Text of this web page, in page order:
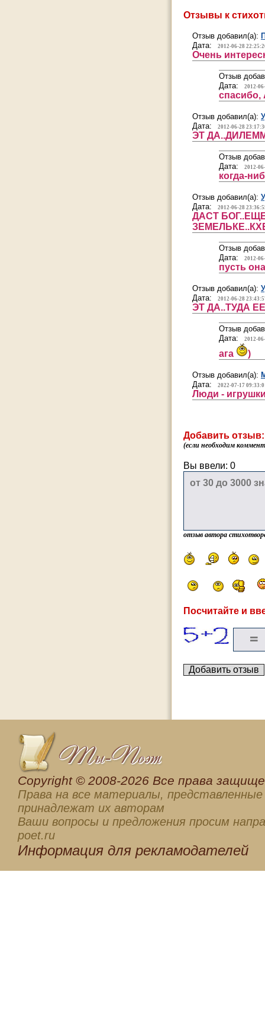
Отзывы к
Отзыв добавил(а):
Дата:
2012-06-28
Очень
Отзыв
Дата:
2012-
спасибо,
Отзыв добавил(а):
Дата:
2012-06-28
ЭТ
Отзыв
Дата:
2012-
когда-
Отзыв добавил(а):
Дата:
2012-06-28
ДАСТ
Отзыв
Дата:
2012-
пусть
Отзыв добавил(а):
Дата:
2012-06-28
ЭТ ДА..ТУДА
Отзыв
Дата:
2012-
ага )
Отзыв добавил(а):
Дата:
2022-07-17
Люди -
Добавить отзыв:
(если необходим
Вы ввели: 0
отзыв автора
Посчитайте и
Сopyright © 2008-2026 Все права
Права на все материалы, представленные
принадлежат их авторам
Ваши вопросы и предложения просим
poet.ru
Информация для рекламодателей